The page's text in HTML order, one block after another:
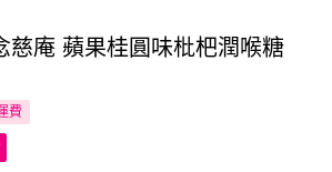
慈庵 蘋果桂圓味枇杷潤喉糖
費